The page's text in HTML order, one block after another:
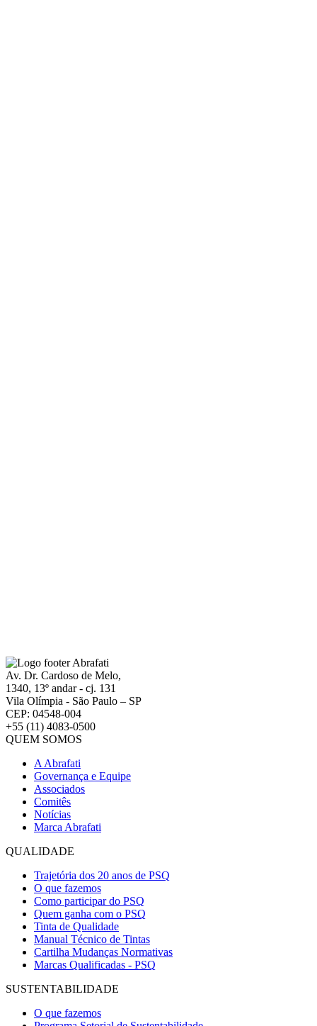
Av. Dr. Cardoso de Melo,
1340, 13º andar - cj. 131
Vila Olímpia - São Paulo – SP
CEP: 04548-004
+55 (11) 4083-0500
QUEM SOMOS
A Abrafati
Governança e Equipe
Associados
Comitês
Notícias
Marca Abrafati
QUALIDADE
Trajetória dos 20 anos de PSQ
O que fazemos
Como participar do PSQ
Quem ganha com o PSQ
Tinta de Qualidade
Manual Técnico de Tintas
Cartilha Mudanças Normativas
Marcas Qualificadas - PSQ
SUSTENTABILIDADE
O que fazemos